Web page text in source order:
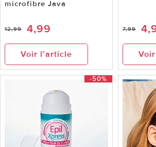
microfibre Java
12,99 4,99
Voir l’article
7,99
-50%